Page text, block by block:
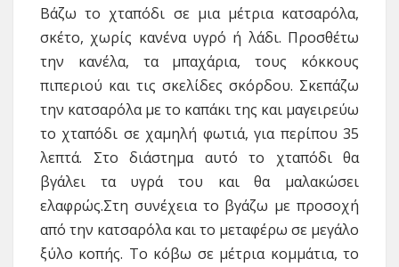
Βάζω το χταπόδι σε μια μέτρια κατσαρόλα,
σκέτο, χωρίς κανένα υγρό ή λάδι. Προσθέτω
την κανέλα, τα μπαχάρια, τους κόκκους
πιπεριού και τις σκελίδες σκόρδου. Σκεπάζω
την κατσαρόλα με το καπάκι της και μαγειρεύω
το χταπόδι σε χαμηλή φωτιά, για περίπου 35
λεπτά. Στο διάστημα αυτό το χταπόδι θα
βγάλει τα υγρά του και θα μαλακώσει
ελαφρώς.Στη συνέχεια το βγάζω με προσοχή
από την κατσαρόλα και το μεταφέρω σε μεγάλο
ξύλο κοπής. Το κόβω σε μέτρια κομμάτια, το